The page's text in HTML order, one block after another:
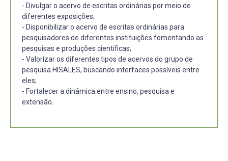
- Divulgar o acervo de escritas ordinárias por meio de
diferentes exposições;
- Disponibilizar o acervo de escritas ordinárias para
pesquisadores de diferentes instituições fomentando as
pesquisas e produções científicas;
- Valorizar os diferentes tipos de acervos do grupo de
pesquisa HISALES, buscando interfaces possíveis entre
eles;
- Fortalecer a dinâmica entre ensino, pesquisa e
extensão.